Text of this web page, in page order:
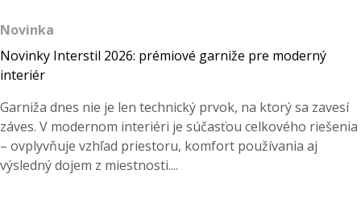
Novinka
Novinky Interstil 2026: prémiové garniže pre moderný
interiér
Garniža dnes nie je len technický prvok, na ktorý sa zavesí
záves. V modernom interiéri je súčasťou celkového riešenia
– ovplyvňuje vzhľad priestoru, komfort používania aj
výsledný dojem z miestnosti....